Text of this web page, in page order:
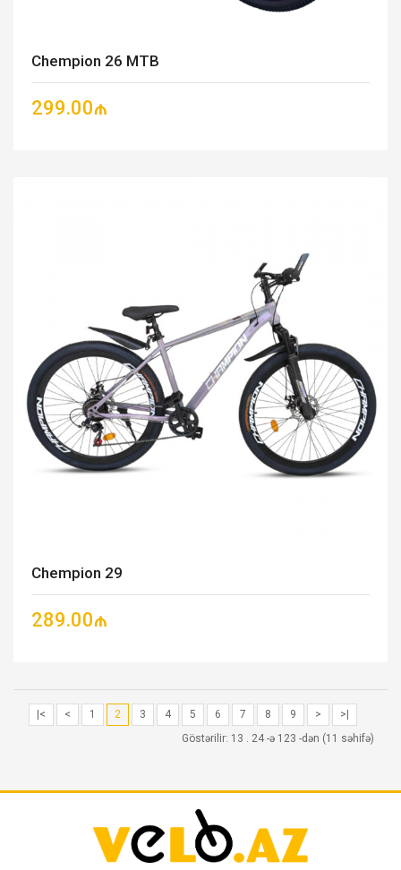
Chempion 26 MTB
299.00₼
Chempion 29
289.00₼
|< < 1 2 3 4 5 6 7 8 9 >
>|
Göstərilir: 13 . 24 -ə 123 -dən (11 səhifə)